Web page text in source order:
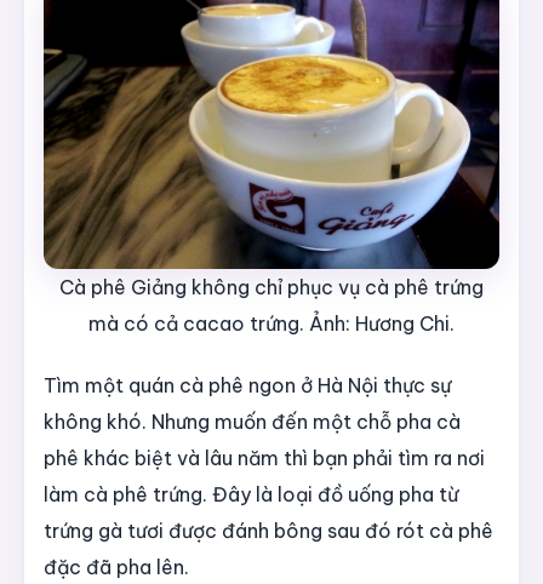
Cà phê Giảng không chỉ phục vụ cà phê trứng
mà có cả cacao trứng. Ảnh: Hương Chi.
Tìm một quán cà phê ngon ở Hà Nội thực sự
không khó. Nhưng muốn đến một chỗ pha cà
phê khác biệt và lâu năm thì bạn phải tìm ra nơi
làm cà phê trứng. Đây là loại đồ uống pha từ
trứng gà tươi được đánh bông sau đó rót cà phê
đặc đã pha lên.